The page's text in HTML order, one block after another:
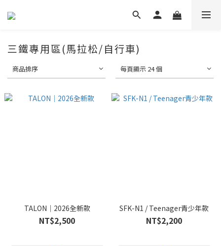
三鐵專用區(馬拉松/自行車)
商品排序 每頁顯示 24 個
TALON｜2026全新款
NT$2,500
SFK-N1 / Teenager青少年款
NT$2,200